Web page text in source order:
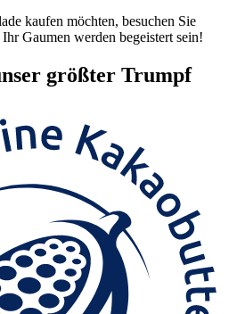
kaufen möchten, besuchen Sie
Gaumen werden begeistert sein!
größter Trumpf